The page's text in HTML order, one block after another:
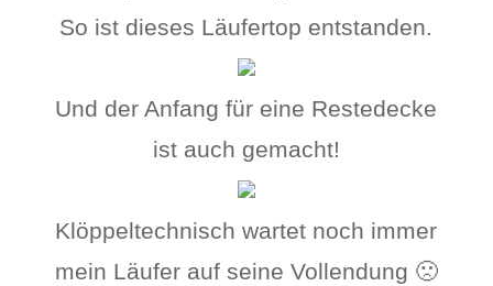
So ist dieses Läufertop entstanden.
Und der Anfang für eine Restedecke
ist auch gemacht!
Klöppeltechnisch wartet noch immer
mein Läufer auf seine Vollendung 🙁